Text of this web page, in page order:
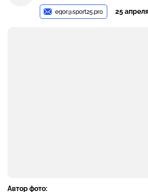
egor@sport25.pro 25
Автор фото: